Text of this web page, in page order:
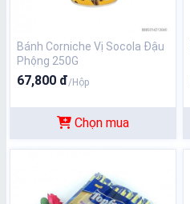
Bánh Corniche Vị Socola Đậu
Phộng 250G
67,800 đ/Hộp
Chọn mua